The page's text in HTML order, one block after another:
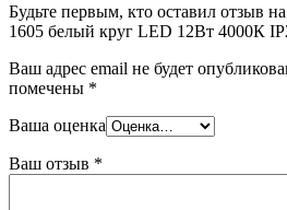
Будьте первым, кто оставил отзыв
1605 белый круг LED 12Вт 4000К
Ваш адрес email не будет
помечены *
Ваша оценка
Ваш отзыв *